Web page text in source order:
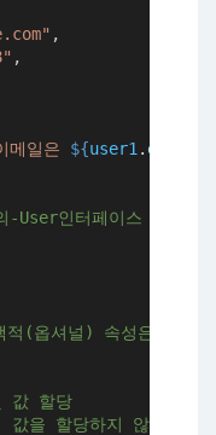
,
,
메일은 ${user1 . email
User인터페이스
적(옵셔널) 속성은 속성
값 할당
값을 할당하지 않아도